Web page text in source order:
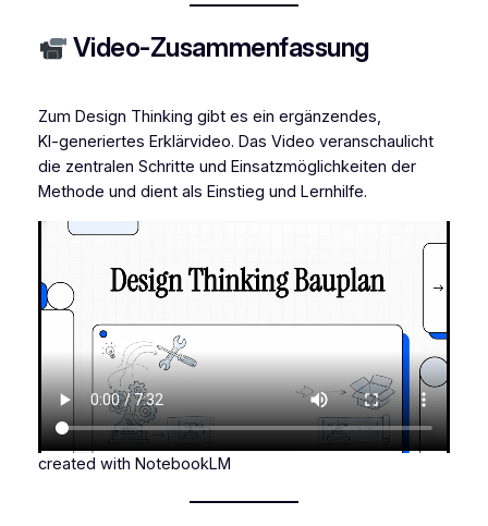
Video-Zusammenfassung
Zum Design Thinking gibt es ein ergänzendes,
KI‑generiertes Erklärvideo. Das Video veranschaulicht
die zentralen Schritte und Einsatzmöglichkeiten der
Methode und dient als Einstieg und Lernhilfe.
created with NotebookLM